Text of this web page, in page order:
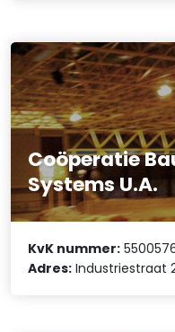
Coöperatie
Systems U.A.
KvK nummer:
Adres: Industriestraat